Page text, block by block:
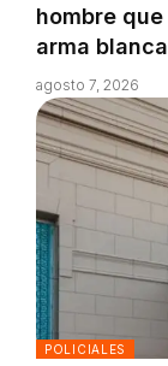
hombre
arma blanca
agosto 7, 2026
POLICIALES